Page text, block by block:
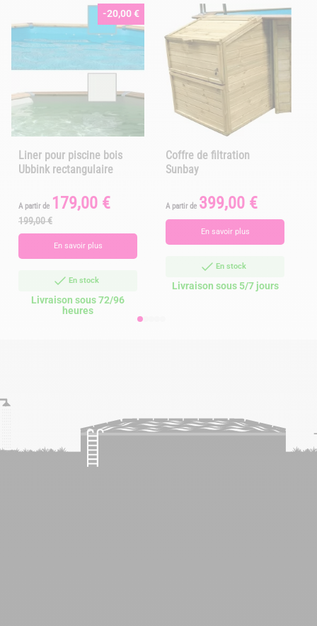
-20,00 €
Liner pour piscine bois
Ubbink rectangulaire
A partir de Prix
179,00 €Prix
base
199,00 €
En savoir plus
En stock
Livraison sous 72/96
heures
Coffre de filtration
Sunbay
A partir de Prix
399,00 €
En savoir plus
En stock
Livraison sous 5/7 jours